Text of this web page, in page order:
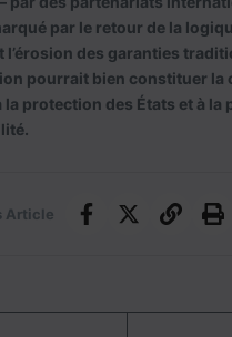
par le retour de la
l’érosion des garanties
pourrait bien constituer la
la protection des États et à la
Article